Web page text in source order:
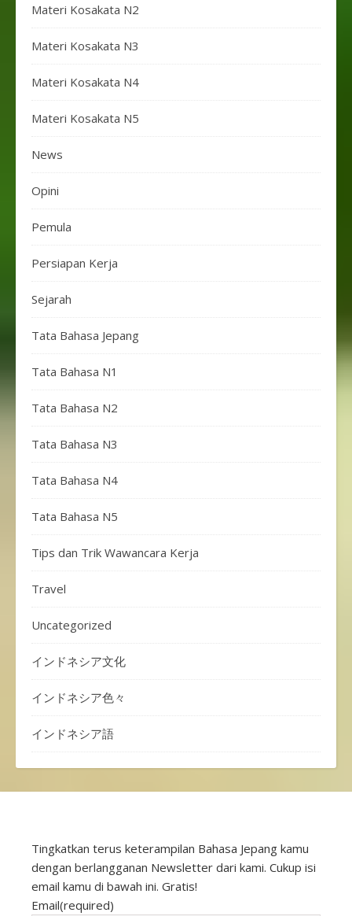
Materi Kosakata N2
Materi Kosakata N3
Materi Kosakata N4
Materi Kosakata N5
News
Opini
Pemula
Persiapan Kerja
Sejarah
Tata Bahasa Jepang
Tata Bahasa N1
Tata Bahasa N2
Tata Bahasa N3
Tata Bahasa N4
Tata Bahasa N5
Tips dan Trik Wawancara Kerja
Travel
Uncategorized
インドネシア文化
インドネシア色々
インドネシア語
Tingkatkan terus keterampilan Bahasa Jepang kamu
dengan berlangganan Newsletter dari kami. Cukup isi
email kamu di bawah ini. Gratis!
Email(required)